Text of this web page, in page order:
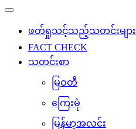
ဖတ်ရှုသင့်သည့်သတင်းများ
FACT CHECK
သတင်းစာ
မြဝတီ
ကြေးမုံ
မြန်မာ့အလင်း